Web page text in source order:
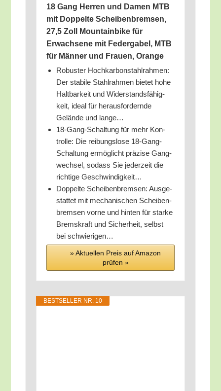
18 Gang Her­ren und Damen MTB
mit Dop­pel­te Schei­ben­brem­sen,
27,5 Zoll Moun­tain­bike für
Erwach­se­ne mit Feder­ga­bel, MTB
für Män­ner und Frau­en, Orange
Robus­ter Hoch­kar­bon­stahl­rah­men:
Der sta­bi­le Stahl­rah­men bie­tet hohe
Halt­bar­keit und Wider­stands­fä­hig­
keit, ide­al für her­aus­for­dern­de
Gelän­de und lange…
18-Gang-Schal­tung für mehr Kon­
trol­le: Die rei­bungs­lo­se 18-Gang-
Schal­tung ermög­licht prä­zi­se Gang­
wech­sel, sodass Sie jeder­zeit die
rich­ti­ge Geschwindigkeit…
Dop­pel­te Schei­ben­brem­sen: Aus­ge­
stat­tet mit mecha­ni­schen Schei­ben­
brem­sen vor­ne und hin­ten für star­ke
Brems­kraft und Sicher­heit, selbst
bei schwierigen…
» Aktu­el­len Preis auf Ama­zon
prü­fen »
BEST­SEL­LER NR. 10